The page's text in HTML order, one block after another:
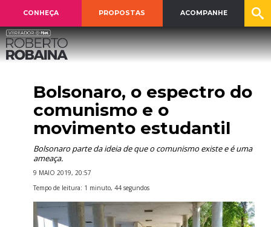
CONHEÇA PROPOSTAS ACOMPANHE
Bolsonaro, o espectro do
comunismo e o
movimento estudantil
Bolsonaro parte da ideia de que o comunismo existe e é uma
ameaça.
9 MAIO 2019, 20:57
Tempo de leitura: 1 minuto, 44 segundos